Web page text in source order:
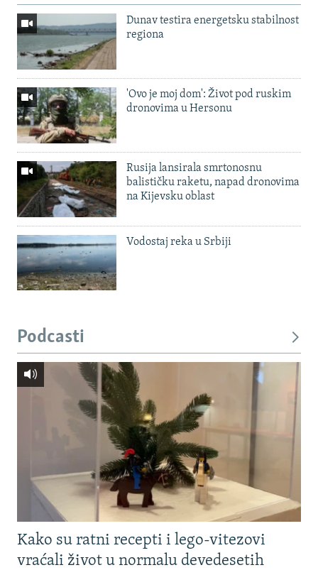
Dunav testira energetsku stabilnost
regiona
'Ovo je moj dom': Život pod ruskim
dronovima u Hersonu
Rusija lansirala smrtonosnu
balističku raketu, napad dronovima
na Kijevsku oblast
Vodostaj reka u Srbiji
Podcasti
Kako su ratni recepti i lego-vitezovi
vraćali život u normalu devedesetih